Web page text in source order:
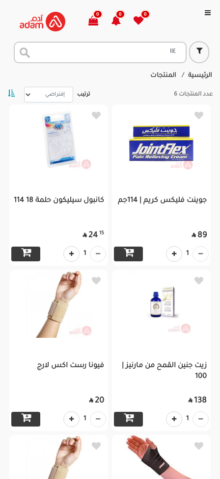
0
0
0
الرئيسية المنتجات
عدد المنتجات 6 ترتيب
جوينت فليكس كريم | 114جم
89

1
كانبول سيليكون حلمة 18 114
15
24

1
زيت جنين القمح من مارنيز |
100
138

1
فيونا رست اكس لارج
20

1